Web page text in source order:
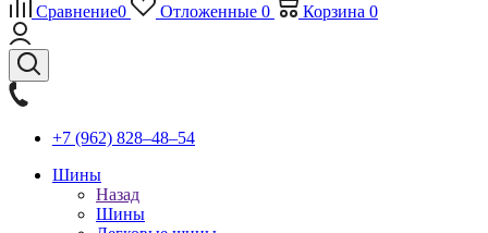
Сравнение0 Отложенные 0 Корзина 0
+7 (962) 828‒48‒54
Шины
Назад
Шины